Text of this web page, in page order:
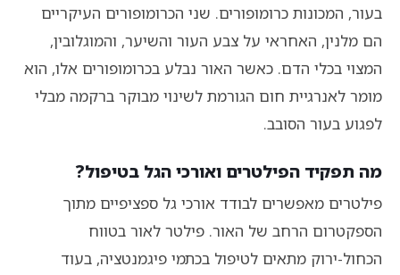
בעור, המכונות כרומופורים. שני הכרומופורים העיקריים
הם מלנין, האחראי על צבע העור והשיער, והמוגלובין,
המצוי בכלי הדם. כאשר האור נבלע בכרומופורים אלו, הוא
מומר לאנרגיית חום הגורמת לשינוי מבוקר ברקמה מבלי
לפגוע בעור הסובב.
מה תפקיד הפילטרים ואורכי הגל בטיפול?
פילטרים מאפשרים לבודד אורכי גל ספציפיים מתוך
הספקטרום הרחב של האור. פילטר לאור בטווח
הכחול-ירוק מתאים לטיפול בכתמי פיגמנטציה, בעוד